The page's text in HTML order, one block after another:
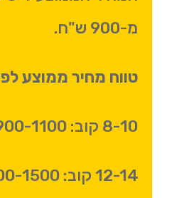
מ-900 ש"ח.
טווח מחיר ממוצע
8-10 קוב: 900-1100 ש"ח.
12-14 קוב: 1300-1500 ש"ח.